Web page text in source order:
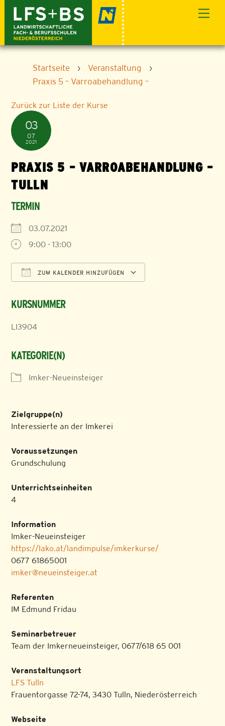
content
Startseite › Veranstaltung
›
Praxis 5 – Varroabehandlung –
Zurück zur Liste der Kurse
03
07
2021
PRAXIS 5 – VARROABEHANDLUNG –
TULLN
TERMIN
03.07.2021
9:00 - 13:00
ZUM KALENDER HINZUFÜGEN
KURSNUMMER
LI3904
KATEGORIE(N)
Imker-Neueinsteiger
Zielgruppe(n)
Interessierte an der Imkerei
Voraussetzungen
Grundschulung
Unterrichtseinheiten
4
Information
Imker-Neueinsteiger
https://lako.at/landimpulse/imkerkurse/
0677 61865001
imker@neueinsteiger.at
Referenten
IM Edmund Fridau
Seminarbetreuer
Team der Imkerneueinsteiger, 0677/618 65 001
Veranstaltungsort
LFS Tulln
Frauentorgasse 72-74, 3430 Tulln, Niederösterreich
Webseite